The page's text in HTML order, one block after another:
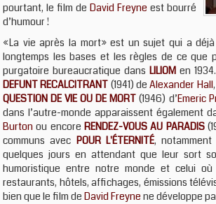
pourtant, le film de David Freyne est bourré
d’humour !
«La vie après la mort» est un sujet qui a
longtemps les bases et les règles de ce
purgatoire bureaucratique dansLILIOM en
DEFUNT RECALCITRANT (1941) deAlexander Hall
QUESTION DE VIE OU DE MORT (1946) d’Emeric
dans l’autre-monde apparaissent également
Burton ou encore RENDEZ-VOUS AU PARADIS
communs avec POUR L'ÉTERNITÉ,
quelques jours en attendant que leur sort
humoristique entre notre monde et celui
restaurants, hôtels, affichages, émissions
bien que le film de David Freyne ne développe